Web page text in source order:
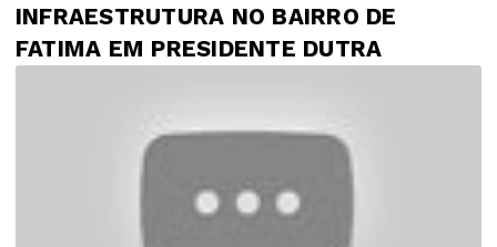
INFRAESTRUTURA NO BAIRRO DE
FATIMA EM PRESIDENTE DUTRA